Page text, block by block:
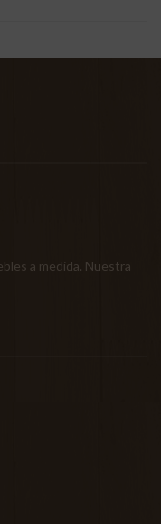
a medida. Nuestra